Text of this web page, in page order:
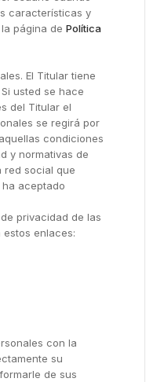
características y
página de Política
El Titular tiene
usted se hace
del Titular el
se regirá por
condiciones
y normativas de
red social que
aceptado
privacidad de las
enlaces:
con la
su
de sus